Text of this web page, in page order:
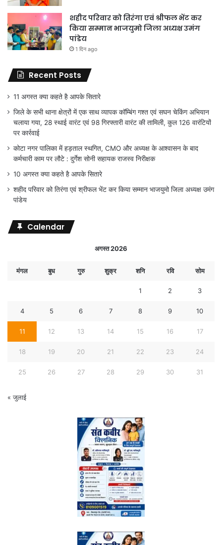
शहीद परिवार को तिरंगा एवं श्रीफल भेंट कर
किया सम्मान भाजयुमो जिला अध्यक्ष उमंग
पांडेय
1 दिन ago
Recent Posts
11 अगस्त क्या कहते है आपके सितारे
जिले के सभी थाना क्षेत्रों में एक साथ व्यापक कॉम्बिंग गश्त एवं सघन चेकिंग अभियान
चलाया गया, 28 स्थाई वारंट एवं 98 गिरफ्तारी वारंट की तामिली, कुल 126 वारंटियों
पर कार्रवाई
कोटा नगर पालिका में हड़ताल स्थगित, CMO और अध्यक्ष के आश्वासन के बाद
कर्मचारी काम पर लौटे : दुर्गेश सोनी सहायक राजस्व निरीक्षक
10 अगस्त क्या कहते है आपके सितारे
शहीद परिवार को तिरंगा एवं श्रीफल भेंट कर किया सम्मान भाजयुमो जिला अध्यक्ष उमंग
पांडेय
Calendar
अगस्त 2026
मंगल बुध गुरु शुक्र शनि रवि सोम
1 2 3
4 5 6 7 8 9 10
11 12 13 14 15 16 17
18 19 20 21 22 23 24
25 26 27 28 29 30 31
« जुलाई